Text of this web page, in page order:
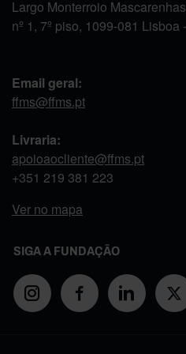
Largo Monterroio
nº 1, 7º piso, 1099-081 Lisboa
Email geral:
ffms@ffms.pt
Livraria:
apoioaocliente@ffms.pt
+351 219 381 223
Ver no mapa
SIGA A FUNDAÇÃO